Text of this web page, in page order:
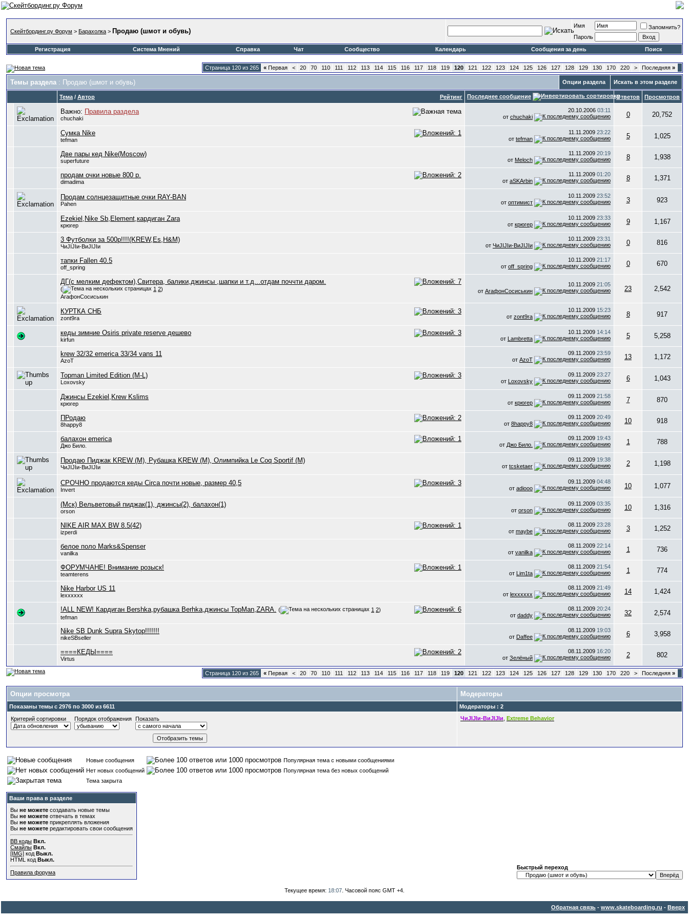
Скейтбординг.ру Форум > Барахолка > Продаю (шмот и обувь)
Имя
Запомнить?
Пароль
Регистрация
Система Мнений Справка Чат Сообщество Календарь Сообщения за день Поиск
Страница 120 из 265 « Первая < 20 70 110 111 112 113 114 115 116 117 118 119 120 121 122 123 124 125 126 127 128 129 130 170 220 > Последняя »
Темы раздела : Продаю (шмот и обувь) Опции раздела Искать в этом разделе
Рейтинг
Тема / Автор Последнее сообщение Ответов Просмотров
Важно: Правила раздела
chuchaki
20.10.2006 03:11
от chuchaki 0 20,752
Cумка Nike
tefman
11.11.2009 23:22
от tefman 5 1,025
Две пары кед Nike(Moscow)
superfuture
11.11.2009 20:19
от Meloch 8 1,938
продам очки новые 800 р.
dimadima
11.11.2009 01:20
от aSKArbin 8 1,371
Продам солнцезащитные очки RAY-BAN
Pahen
10.11.2009 23:52
от оптимист 3 923
Ezekiel,Nike Sb,Element,кардиган Zara
крюгер
10.11.2009 23:33
от крюгер 9 1,167
3 Футболки за 500р!!!!(KREW,Es,H&M)
ЧиJIJIи-ВиJIJIи
10.11.2009 23:31
от ЧиJIJIи-ВиJIJIи 0 816
тапки Fallen 40.5
off_spring
10.11.2009 21:17
от off_spring 0 670
ДГ(с мелким дефектом),Свитера, балики,джинсы ,шапки и т.д...отдам поччти даром.
( 1 2)
АгафонСосиськин
10.11.2009 21:05
от АгафонСосиськин 23 2,542
КУРТКА СНБ
zont9ra
10.11.2009 15:23
от zont9ra 8 917
кеды зимние Osiris private reserve дешево
kirfun
10.11.2009 14:14
от Lambretta 5 5,258
krew 32/32 emerica 33/34 vans 11
AzoT
09.11.2009 23:59
от AzoT 13 1,172
Topman Limited Edition (M-L)
Loxovsky
09.11.2009 23:27
от Loxovsky 6 1,043
Джинсы Ezekiel,Krew Kslims
крюгер
09.11.2009 21:58
от крюгер 7 870
ПРодаю
8happy8
09.11.2009 20:49
от 8happy8 10 918
балахон emerica
Джо Било.
09.11.2009 19:43
от Джо Било. 1 788
Продаю Пиджак KREW (M), Рубашка KREW (M), Олимпийка Le Coq Sportif (M)
ЧиJIJIи-ВиJIJIи
09.11.2009 19:38
от tcsketaer 2 1,198
СРОЧНО продаются кеды Circa почти новые, размер 40,5
Invert
09.11.2009 04:48
от adiooo 10 1,077
(Мск) Вельветовый пиджак(1), джинсы(2), балахон(1)
orson
09.11.2009 03:35
от orson 10 1,316
NIKE AIR MAX BW 8.5(42)
izperdi
08.11.2009 23:28
от maybe 3 1,252
белое поло Marks&Spenser
vanilka
08.11.2009 22:14
от vanilka 1 736
ФОРУМЧАНЕ! Внимание розыск!
teamterens
08.11.2009 21:54
от Lim1ta 1 774
Nike Harbor US 11
lexxxxxx
08.11.2009 21:49
от lexxxxxx 14 1,424
!ALL NEW! Кардиган Bershka,рубашка Berhka,джинсы TopMan,ZARA. ( 1 2)
tefman
08.11.2009 20:24
от daddy 32 2,574
Nike SB Dunk Supra Skytop!!!!!!!
nikeSBseller
08.11.2009 19:03
от Daffee 6 3,958
====КЕДЫ====
Virtus
08.11.2009 16:20
от Зелёный 2 802
Страница 120 из 265 « Первая < 20 70 110 111 112 113 114 115 116 117 118 119 120 121 122 123 124 125 126 127 128 129 130 170 220 > Последняя »
Опции просмотра Модераторы
Показаны темы с 2976 по 3000 из 6611
Модераторы : 2
Критерий сортировки
Порядок отображения Показать ЧиJIJIи-ВиJIJIи Extreme Behavior
Новые сообщения
Популярная тема с новыми сообщениями
Нет новых сообщений
Популярная тема без новых сообщений
Тема закрыта
Ваши права в разделе
Вы не можете создавать новые темы
Вы не можете отвечать в темах
Вы не можете прикреплять вложения
Вы не можете редактировать свои сообщения
BB коды Вкл.
Смайлы Вкл.
[IMG] код Выкл.
HTML код Выкл.
Правила форума
Быстрый переход
Текущее время: 18:07 . Часовой пояс GMT +4.
Обратная связь - www.skateboarding.ru - Вверх